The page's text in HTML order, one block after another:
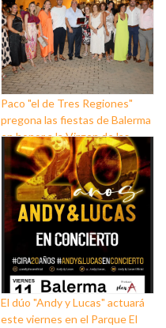
Paco "el de Tres Regiones"
pregona las fiestas de Balerma
en honor a la Virgen de las
Mercedes
El dúo "Andy y Lucas" actuará
este viernes en el Parque El